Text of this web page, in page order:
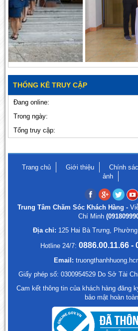
THỐNG KÊ TRUY CẬP
Đang online:
Trong ngày:
Tổng truy cập:
Trang chủ Giới thiệu Chính
ảnh
Trung Tâm Chăm Sóc Khách Hàng -
Chí Minh
Địa chỉ: 125 Hai Bà Trưng,
Hotline 24/7: 0886.00.11.66 -
Email:
Giấy phép số: 0300954529 Do Sở Tài
Cam kết thông tin của khách hàng đăng
bảo mật hoàn toàn